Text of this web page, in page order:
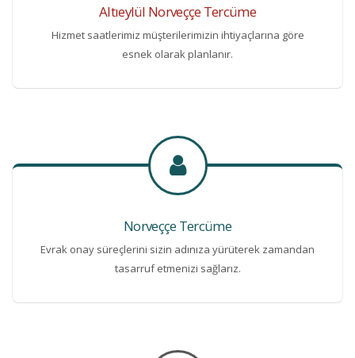
Altıeylül Norveççe Tercüme
Hizmet saatlerimiz müşterilerimizin ihtiyaçlarına göre
esnek olarak planlanır.
Norveççe Tercüme
Evrak onay süreçlerini sizin adınıza yürüterek zamandan
tasarruf etmenizi sağlarız.